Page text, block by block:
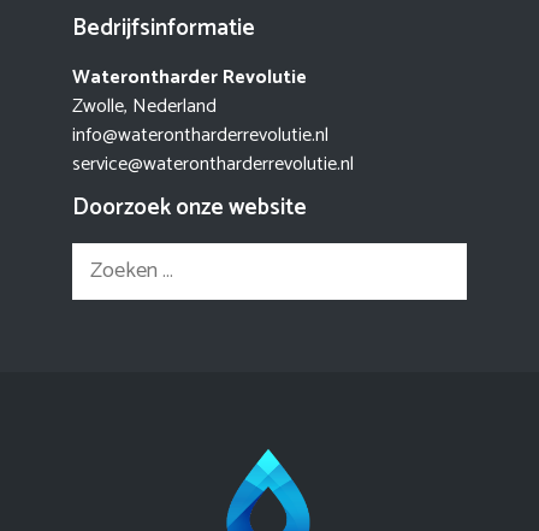
Bedrijfsinformatie
Waterontharder Revolutie
Zwolle, Nederland
info@waterontharderrevolutie.nl
service@waterontharderrevolutie.nl
Doorzoek onze website
Zoek
naar: